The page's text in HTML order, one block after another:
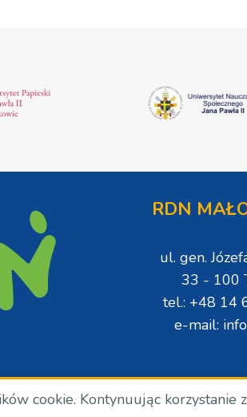
RDN
ul. gen.
33 - 100
tel.: +48 14
e-mail:
zastrzeżone. RDN. 2024.
cookie. Kontynuując